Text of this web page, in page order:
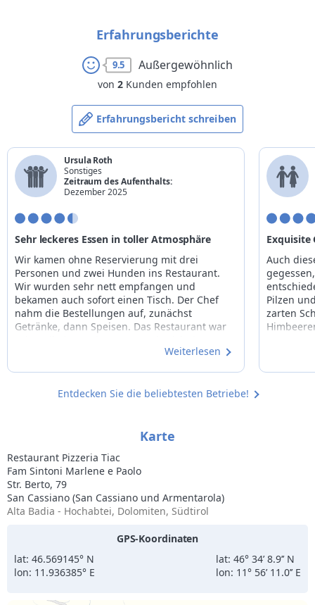
Erfahrungsberichte
9.5 Außergewöhnlich
von 2 Kunden empfohlen
Erfahrungsbericht schreiben
Ursula Roth
Sonstiges
Zeitraum des Aufenthalts:
Dezember 2025
Sehr leckeres Essen in toller Atmosphäre
Wir kamen ohne Reservierung mit drei
Personen und zwei Hunden ins Restaurant.
Wir wurden sehr nett empfangen und
bekamen auch sofort einen Tisch. Der Chef
nahm die Bestellungen auf, zunächst
Getränke, dann Speisen. Das Restaurant war
auf unser Essen warten. Tagliata di manzo,
Schokoküchlein mit flüssigem Kern. Alles sehr
Weiterlesen
Exquisite
Auch
Pilzen
zarten
Entdecken Sie die beliebtesten Betriebe!
Karte
Restaurant Pizzeria Tiac
Fam Sintoni Marlene e Paolo
Str. Berto, 79
San Cassiano (San Cassiano und Armentarola)
Alta Badia - Hochabtei, Dolomiten, Südtirol
GPS-Koordinaten
lat: 46.569145° N
lon: 11.936385° E
lat: 46° 34’ 8.9’’ N
lon: 11° 56’ 11.0’’ E